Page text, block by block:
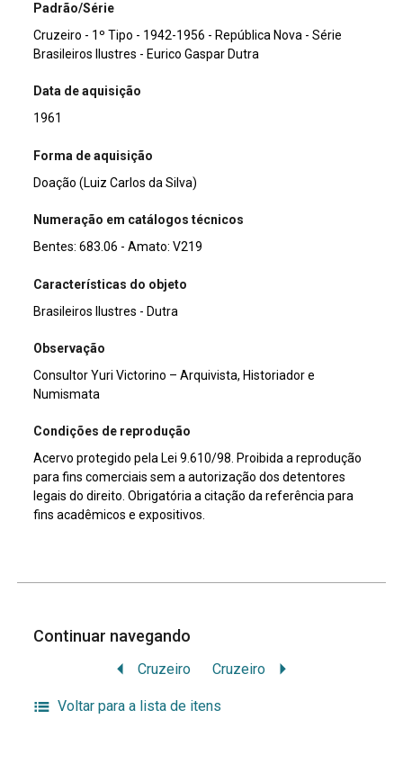
Padrão/Série
Cruzeiro - 1º Tipo - 1942-1956 - República Nova - Série
Brasileiros Ilustres - Eurico Gaspar Dutra
Data de aquisição
1961
Forma de aquisição
Doação (Luiz Carlos da Silva)
Numeração em catálogos técnicos
Bentes: 683.06 - Amato: V219
Características do objeto
Brasileiros Ilustres - Dutra
Observação
Consultor Yuri Victorino – Arquivista, Historiador e
Numismata
Condições de reprodução
Acervo protegido pela Lei 9.610/98. Proibida a reprodução
para fins comerciais sem a autorização dos detentores
legais do direito. Obrigatória a citação da referência para
fins acadêmicos e expositivos.
Continuar navegando
Cruzeiro Cruzeiro
Voltar para a lista de itens